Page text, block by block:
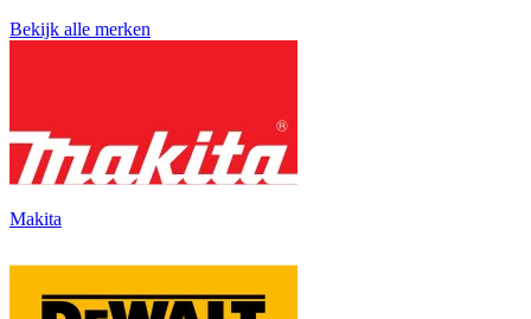
Bekijk alle merken
Makita